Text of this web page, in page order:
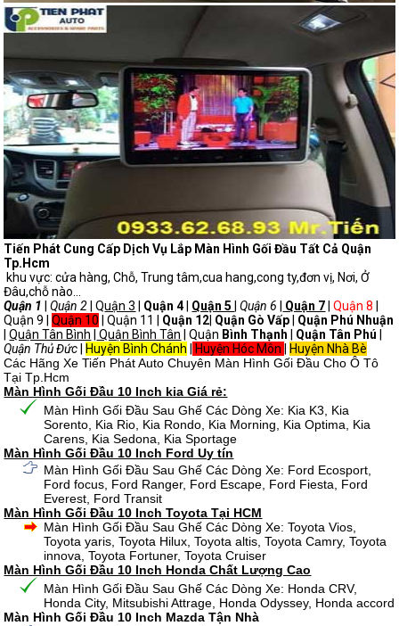
Tiến Phát Cung Cấp Dịch Vụ Lắp Màn Hình Gối Đầu Tất Cả Quận
Tp.Hcm
khu vực: cửa hàng, Chỗ, Trung tâm,cua hang,cong ty,đơn vị, Nơi, Ở
Đâu,chỗ nào...
Quận 1 |Quận 2 | Quận 3 Quận 4| Quận 5 |Quận 6 Quận 7 |Quận 8
Quận 9 |Quận 10 | Quận 11 | Quận 12 Quận Gò Vấp
Quận Phú Nhuận
|Quận Tân Bình Quận Bình Tân | Quận Bình Thạnh Quận Tân Phú
Quận Thủ Đức
Huyện Bình Chánh Huyện Hóc Môn
Huyện Nhà Bè
Các Hãng Xe Tiến Phát Auto Chuyên Màn Hình Gối Đầu Cho Ô Tô
Tại Tp.Hcm
Màn Hình Gối Đầu 10 Inch kia Giá rẻ:
Màn Hình Gối Đầu Sau Ghế Các Dòng Xe: Kia K3, Kia
Sorento, Kia Rio, Kia Rondo, Kia Morning, Kia Optima, Kia
Carens, Kia Sedona, Kia Sportage
Màn Hình Gối Đầu 10 Inch Ford Uy tín
Màn Hình Gối Đầu Sau Ghế Các Dòng Xe: Ford Ecosport,
Ford focus, Ford Ranger, Ford Escape, Ford Fiesta, Ford
Everest, Ford Transit
Màn Hình Gối Đầu 10 Inch Toyota Tại HCM
Màn Hình Gối Đầu Sau Ghế Các Dòng Xe: Toyota Vios,
Toyota yaris, Toyota Hilux, Toyota altis, Toyota Camry, Toyota
innova, Toyota Fortuner, Toyota Cruiser
Màn Hình Gối Đầu 10 Inch Honda Chất Lượng Cao
Màn Hình Gối Đầu Sau Ghế Các Dòng Xe: Honda CRV,
Honda City, Mitsubishi Attrage, Honda Odyssey, Honda accord
Màn Hình Gối Đầu 10 Inch Mazda Tận Nhà